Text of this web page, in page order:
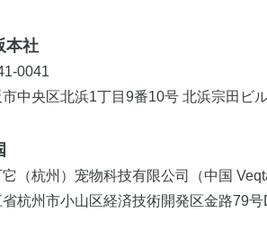
本社
0041
市中央区北浜1丁目9番10号 北浜宗田ビ
它（杭州）宠物科技有限公司（中国
杭州市小山区経済技術開発区金路79